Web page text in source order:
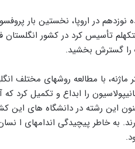
نوزدهم در اروپا، نخستین بار
تأسیس کرد در کشور
را گسترش بخشید.
ماژنه، با مطالعه روشهای
این رشته در دانشگاه های
به خاطر پیچیدگی اندامهای ا